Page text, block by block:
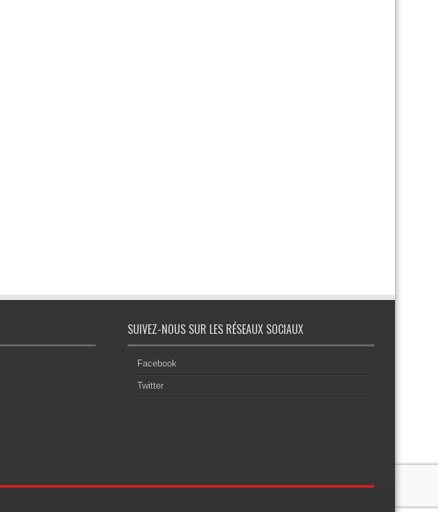
SUIVEZ-NOUS SUR LES RÉSEAUX SOCIAUX
Facebook
Twitter